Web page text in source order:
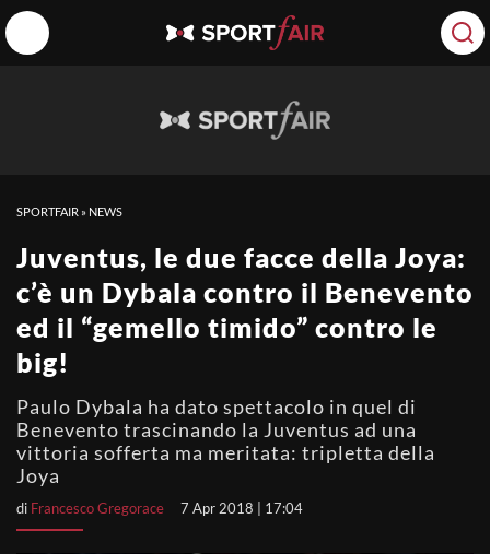
SPORTFAIR » NEWS
Juventus, le due facce della Joya:
c’è un Dybala contro il Benevento
ed il “gemello timido” contro le
big!
Paulo Dybala ha dato spettacolo in quel di
Benevento trascinando la Juventus ad una
vittoria sofferta ma meritata: tripletta della
Joya
di Francesco Gregorace 7 Apr 2018 | 17:04